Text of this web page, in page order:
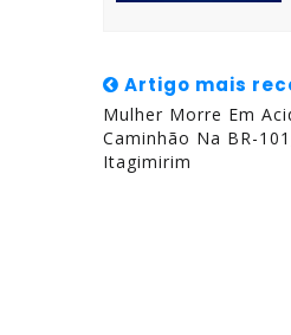
Artigo mais
Mulher Morre Em
Caminhão Na BR-
Itagimirim